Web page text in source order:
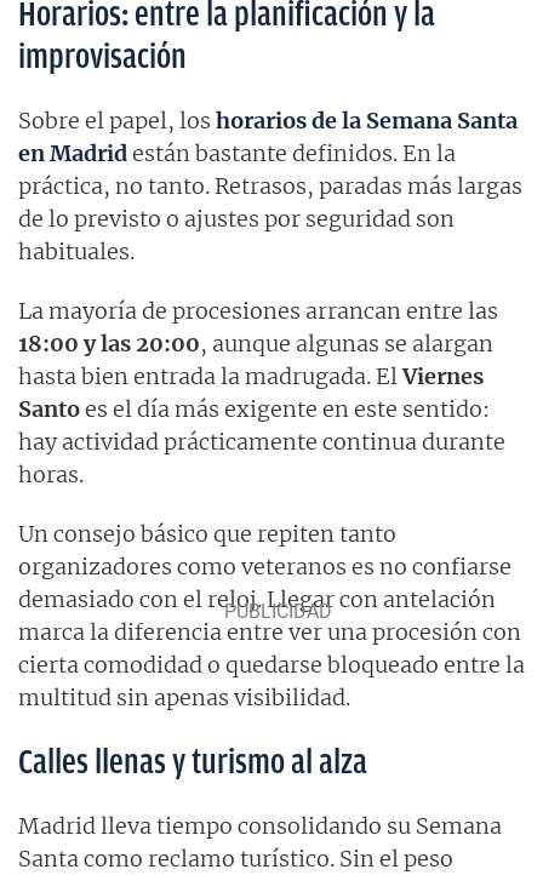
Horarios: entre la planificación y la
improvisación
Sobre el papel, los horarios de la Semana Santa
en Madridestán bastante definidos. En la
práctica, no tanto. Retrasos, paradas más largas
de lo previsto o ajustes por seguridad son
habituales.
La mayoría de procesiones arrancan entre las
18:00 y las 20:00, aunque algunas se alargan
hasta bien entrada la madrugada. ElViernes
Santoes el día más exigente en este sentido:
hay actividad prácticamente continua durante
horas.
Un consejo básico que repiten tanto
organizadores como veteranos es no confiarse
demasiado con el reloj. Llegar con antelación
marca la diferencia entre ver una procesión con
cierta comodidad o quedarse bloqueado entre la
multitud sin apenas visibilidad.
Calles llenas y turismo al alza
Madrid lleva tiempo consolidando su Semana
Santa como reclamo turístico. Sin el peso